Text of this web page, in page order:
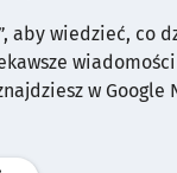
aby wiedzieć, co
w Google